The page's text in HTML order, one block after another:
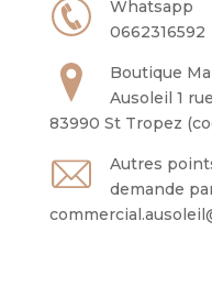
Whatsapp
0662316592
Boutique
Ausoleil 1
83990 St Tropez
Autres
demande